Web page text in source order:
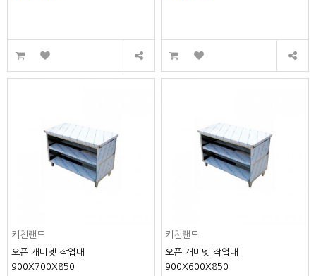
키친랜드
오픈 캐비넷 작업대
900X700X850
키친랜드
오픈 캐비넷 작업대
900X600X850